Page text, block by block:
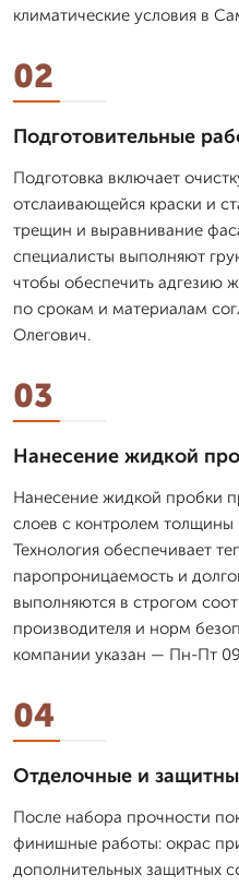
климатические условия в
02
Подготовительные
Подготовка включает
отслаивающейся краски и
трещин и выравнивание
специалисты выполняют
чтобы обеспечить адгезию
по срокам и материалам
Олегович.
03
Нанесение жидкой
Нанесение жидкой пробки
слоев с контролем
Технология обеспечивает
паропроницаемость и
выполняются в строгом
производителя и норм
компании указан — Пн-Пт
04
Отделочные и
После набора прочности
финишные работы: окрас
дополнительных защитных